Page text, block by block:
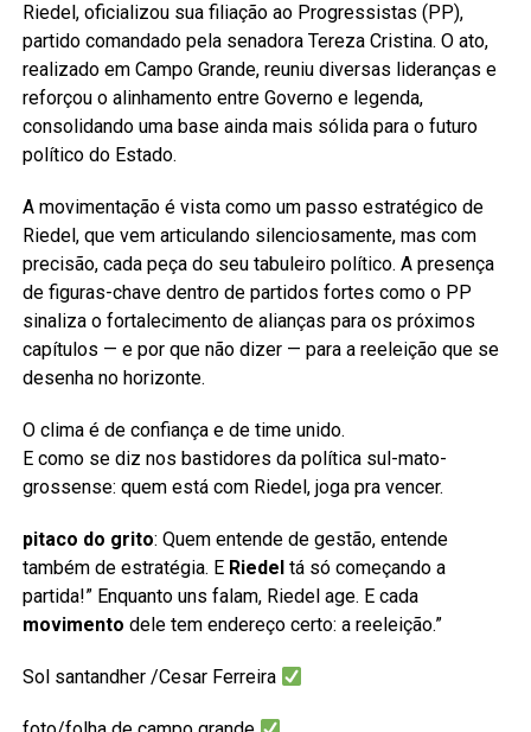
Riedel, oficializou sua filiação ao Progressistas (PP),
partido comandado pela senadora Tereza Cristina. O ato,
realizado em Campo Grande, reuniu diversas lideranças e
reforçou o alinhamento entre Governo e legenda,
consolidando uma base ainda mais sólida para o futuro
político do Estado.
A movimentação é vista como um passo estratégico de
Riedel, que vem articulando silenciosamente, mas com
precisão, cada peça do seu tabuleiro político. A presença
de figuras-chave dentro de partidos fortes como o PP
sinaliza o fortalecimento de alianças para os próximos
capítulos — e por que não dizer — para a reeleição que se
desenha no horizonte.
O clima é de confiança e de time unido.
E como se diz nos bastidores da política sul-mato-
grossense: quem está com Riedel, joga pra vencer.
pitaco do grito: Quem entende de gestão, entende
também de estratégia. E Riedel tá só começando a
partida!” Enquanto uns falam, Riedel age. E cada
movimento dele tem endereço certo: a reeleição.”
Sol santandher /Cesar Ferreira